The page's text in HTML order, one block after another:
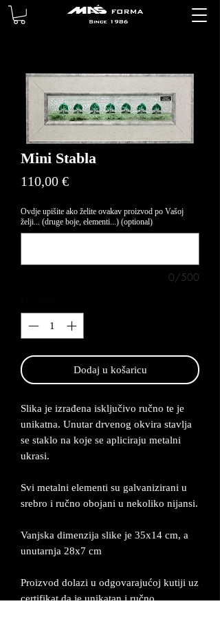
Mini Stabla
110,00 €Price
Ovdje upišite ako želite ovakav proizvod po Vašoj
želji... (druge boje, elementi...) (optional)
0/500
Dodaj u košaricu
Slika je izrađena isključivo ručno te je
unikatna. Unutar drvenog okvira stavlja
se staklo na koje se apliciraju metalni
ukrasi.
Svi metalni elementi su galvanizirani u
srebro i ručno obojani u nekoliko nijansi.
Vanjska dimenzija slike je 35x14 cm, a
unutarnja 28x7 cm
Proizvod dolazi u odgovarajućoj kutiji uz
certifikat da je unikatan i ručno